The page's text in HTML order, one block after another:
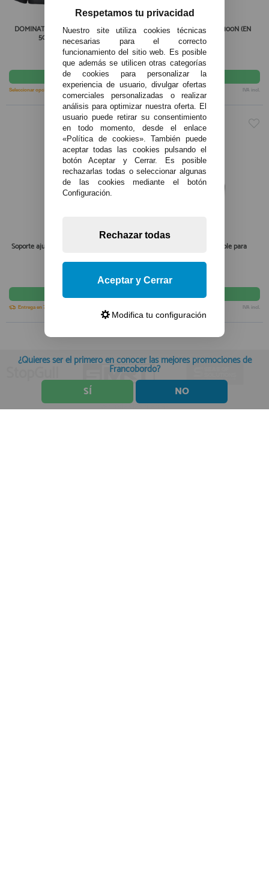
DOMINATOR SKI chaleco salvavidas -
50N (EN ISO 12402-5)
38,90€
comprar
Seleccionar opción
Chaleco salvavidas Isabel 100N (EN
12402-4)
32,90€
comprar
Seleccionar opción IVA incl.
Soporte ajustable para salvavidas de aro
comprar
Entrega en 7-10 días
Soporte de acero inoxidable para
comprar
IVA incl.
StopGull
ver todas las marcas
Respetamos tu privacidad
Nuestro site utiliza cookies técnicas
necesarias para el correcto
funcionamiento del sitio web. Es posible
que además se utilicen otras categorías
de cookies para personalizar la
experiencia de usuario, divulgar ofertas
comerciales personalizadas o realizar
análisis para optimizar nuestra oferta. El
usuario puede retirar su consentimiento
en todo momento, desde el enlace
«Política de cookies». También puede
aceptar todas las cookies pulsando el
botón Aceptar y Cerrar. Es posible
rechazarlas todas o seleccionar algunas
de las cookies mediante el botón
Configuración.
Rechazar todas
Aceptar y Cerrar
Modifica tu configuración
¿Quieres ser el primero en conocer las mejores promociones de
Francobordo?
SÍ NO